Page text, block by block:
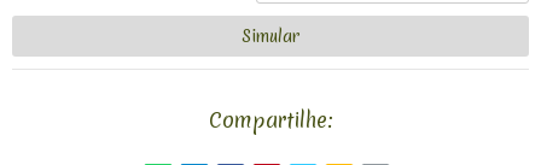
Compartilhe: